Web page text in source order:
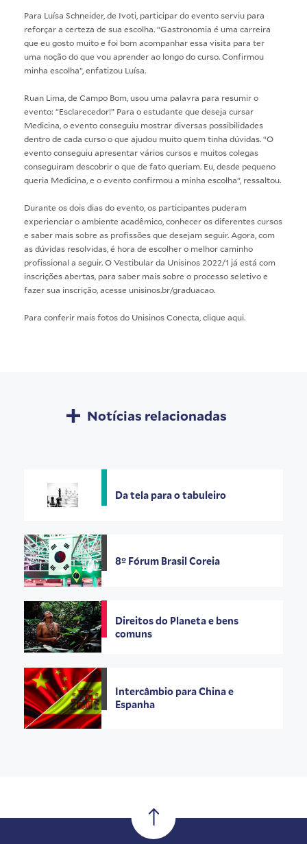
Para Luísa Schneider, de Ivoti, participar do evento serviu para
reforçar a certeza de sua escolha. “Gastronomia é uma carreira
que eu gosto muito e foi bom acompanhar essa visita para ter
uma noção do que vou aprender ao longo do curso. Confirmou
minha escolha”, enfatizou Luísa.
Ruan Lima, de Campo Bom, usou uma palavra para resumir o
evento: “Esclarecedor!” Para o estudante que deseja cursar
Medicina, o evento conseguiu mostrar diversas possibilidades
dentro de cada curso o que ajudou muito quem tinha dúvidas. “O
evento conseguiu apresentar vários cursos e muitos colegas
conseguiram descobrir o que de fato queriam. Eu, desde pequeno
queria Medicina, e o evento confirmou a minha escolha”, ressaltou.
Durante os dois dias do evento, os participantes puderam
experienciar o ambiente acadêmico, conhecer os diferentes cursos
e saber mais sobre as profissões que desejam seguir. Agora, com
as dúvidas resolvidas, é hora de escolher o melhor caminho
profissional a seguir. O Vestibular da Unisinos 2022/1 já está com
inscrições abertas, para saber mais sobre o processo seletivo e
fazer sua inscrição, acesse unisinos.br/graduacao.
Para conferir mais fotos do Unisinos Conecta, clique aqui.
Notícias relacionadas
Da tela para o tabuleiro
8º Fórum Brasil Coreia
Direitos do Planeta e bens
comuns
Intercâmbio para China e
Espanha